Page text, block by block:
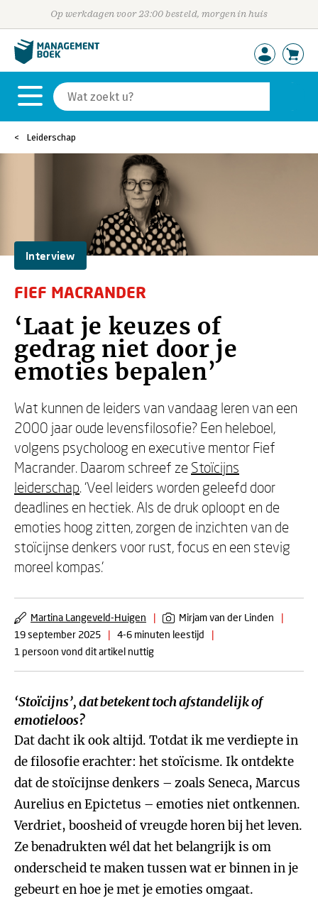
Op werkdagen voor 23:00 besteld, morgen in huis
Leiderschap
Interview
FIEF MACRANDER
‘Laat je keuzes of
gedrag niet door je
emoties bepalen’
Wat kunnen de leiders van vandaag leren van een
2000 jaar oude levensfilosofie? Een heleboel,
volgens psycholoog en executive mentor Fief
Macrander. Daarom schreef ze Stoïcijns
leiderschap. ‘Veel leiders worden geleefd door
deadlines en hectiek. Als de druk oploopt en de
emoties hoog zitten, zorgen de inzichten van de
stoïcijnse denkers voor rust, focus en een stevig
moreel kompas.’
Martina Langeveld-Huigen | Mirjam van der Linden
|
19 september 2025
| 4-6 minuten leestijd
|
1 persoon vond dit artikel nuttig
‘Stoïcijns’, dat betekent toch afstandelijk of
emotieloos?
Dat dacht ik ook altijd. Totdat ik me verdiepte in
de filosofie erachter: het stoïcisme. Ik ontdekte
dat de stoïcijnse denkers – zoals Seneca, Marcus
Aurelius en Epictetus – emoties niet ontkennen.
Verdriet, boosheid of vreugde horen bij het leven.
Ze benadrukten wél dat het belangrijk is om
onderscheid te maken tussen wat er binnen in je
gebeurt en hoe je met je emoties omgaat.